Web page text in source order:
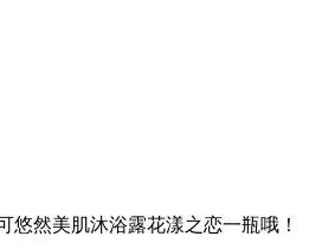
然美肌沐浴露花漾之恋一瓶哦！